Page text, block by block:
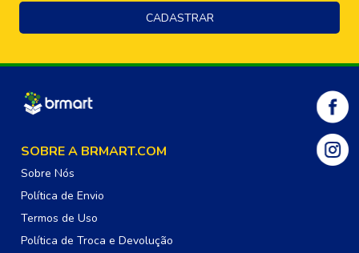
SOBRE A BRMART.COM
Sobre Nós
Política de Envio
Termos de Uso
Política de Troca e Devolução